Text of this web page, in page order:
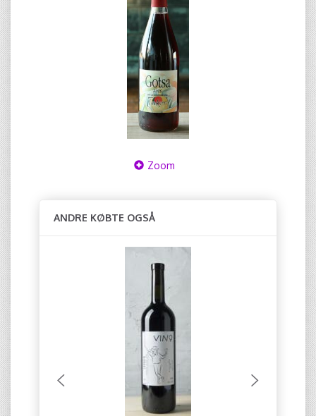
Zoom
ANDRE KØBTE OGSÅ